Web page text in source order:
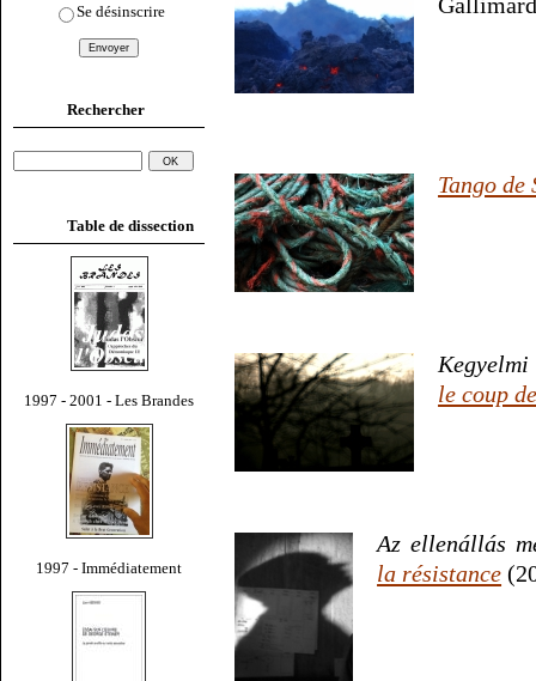
Se désinscrire
Rechercher
Table de dissection
1997 - 2001 - Les Brandes
1997 - Immédiatement
Tango de
le coup
Az ellenállás
la résistance